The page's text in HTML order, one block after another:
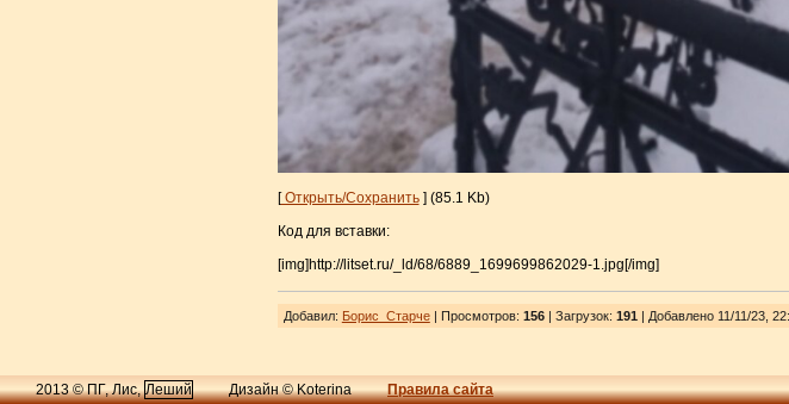
[Открыть/Сохранить] (85.1 Kb)
Код для вставки:
[img]http://litset.ru/_ld/68/6889_1699699862029-1.jpg[/img]
Добавил: Борис_Старче| Просмотров: 156| Загрузок: 191| Добавлено 11/11/23,
2013 © ПГ, Лис,Леший Дизайн © Koterina Правила сайта